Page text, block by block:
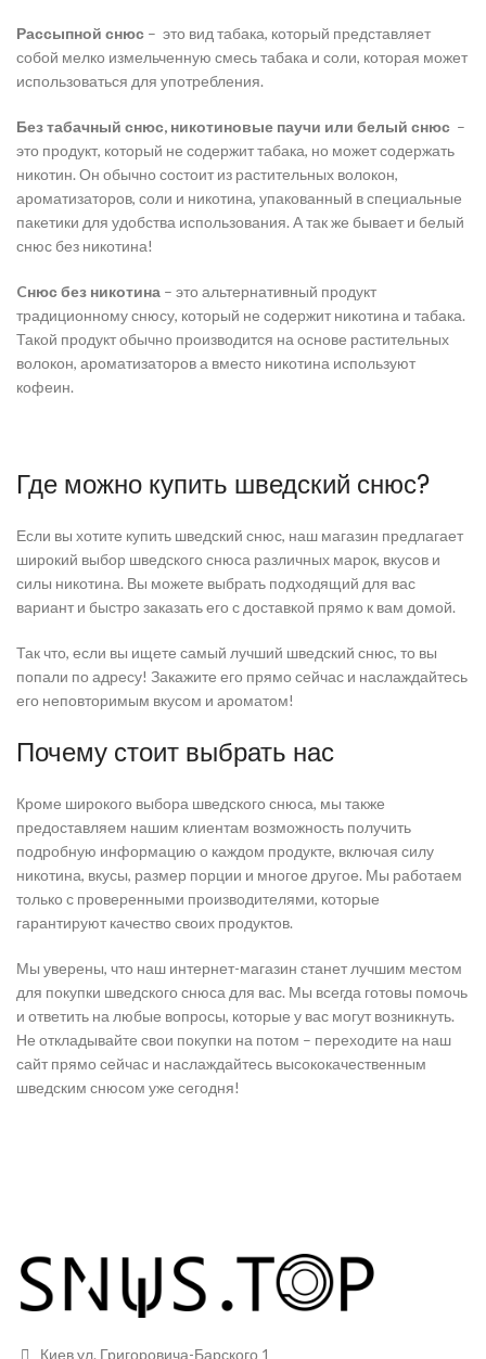
Рассыпной снюс – это вид табака, который представляет
собой мелко измельченную смесь табака и соли, которая может
использоваться для употребления.
Без табачный снюс, никотиновые паучи или белый снюс –
это продукт, который не содержит табака, но может содержать
никотин. Он обычно состоит из растительных волокон,
ароматизаторов, соли и никотина, упакованный в специальные
пакетики для удобства использования. А так же бывает и белый
снюс без никотина!
Cнюс без никотина – это альтернативный продукт
традиционному снюсу, который не содержит никотина и табака.
Такой продукт обычно производится на основе растительных
волокон, ароматизаторов а вместо никотина используют
кофеин.
Где можно купить шведский снюс?
Если вы хотите купить шведский снюс, наш магазин предлагает
широкий выбор шведского снюса различных марок, вкусов и
силы никотина. Вы можете выбрать подходящий для вас
вариант и быстро заказать его с доставкой прямо к вам домой.
Так что, если вы ищете самый лучший шведский снюс, то вы
попали по адресу! Закажите его прямо сейчас и наслаждайтесь
его неповторимым вкусом и ароматом!
Почему стоит выбрать нас
Кроме широкого выбора шведского снюса, мы также
предоставляем нашим клиентам возможность получить
подробную информацию о каждом продукте, включая силу
никотина, вкусы, размер порции и многое другое. Мы работаем
только с проверенными производителями, которые
гарантируют качество своих продуктов.
Мы уверены, что наш интернет-магазин станет лучшим местом
для покупки шведского снюса для вас. Мы всегда готовы помочь
и ответить на любые вопросы, которые у вас могут возникнуть.
Не откладывайте свои покупки на потом – переходите на наш
сайт прямо сейчас и наслаждайтесь высококачественным
шведским снюсом уже сегодня!
Киев ул. Григоровича-Барского 1